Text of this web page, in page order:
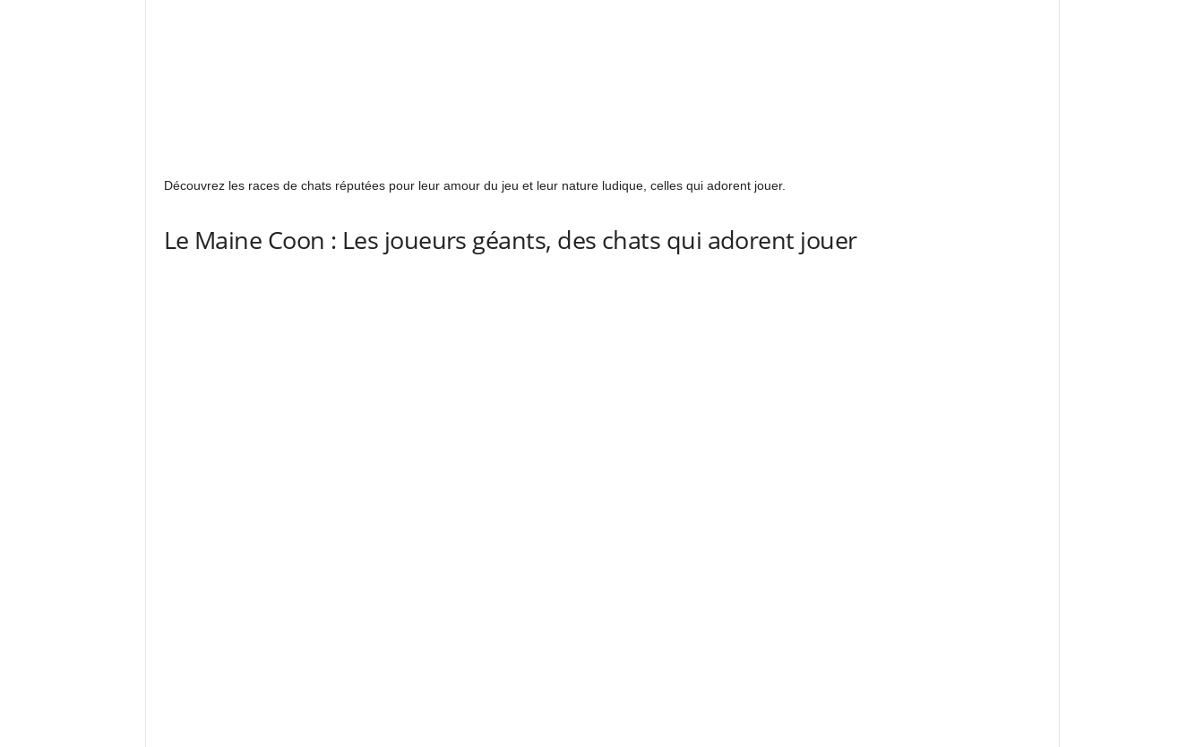
Découvrez les races de chats réputées pour leur amour du jeu et leur nature ludique, celles qui adorent jouer.
Le Maine Coon : Les joueurs géants, des chats qui adorent jouer